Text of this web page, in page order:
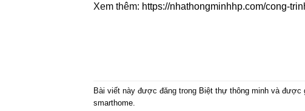
Xem thêm: https://nhathongminhhp.com/cong-
Bài viết này được đăng trong Biệt thự thông minhvà được
smarthome.